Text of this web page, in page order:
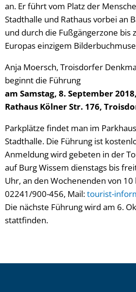
an. Er führt vom Platz der
Stadthalle und Rathaus vorbei an
und durch die Fußgängerzone bis
Europas einzigem
Anja Moersch, Troisdorfer
beginnt die Führung
am Samstag, 8. September
Rathaus Kölner Str. 176,
Parkplätze findet man im
Stadthalle. Die Führung ist
Anmeldung wird gebeten in der
auf Burg Wissem dienstags bis
Uhr, an den Wochenenden von 10
02241/900-456, Mail:tourist-
Die nächste Führung wird am 6.
stattfinden.